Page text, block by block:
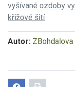
vyšívané ozdoby
křížové šití
Autor: ZBohdalova